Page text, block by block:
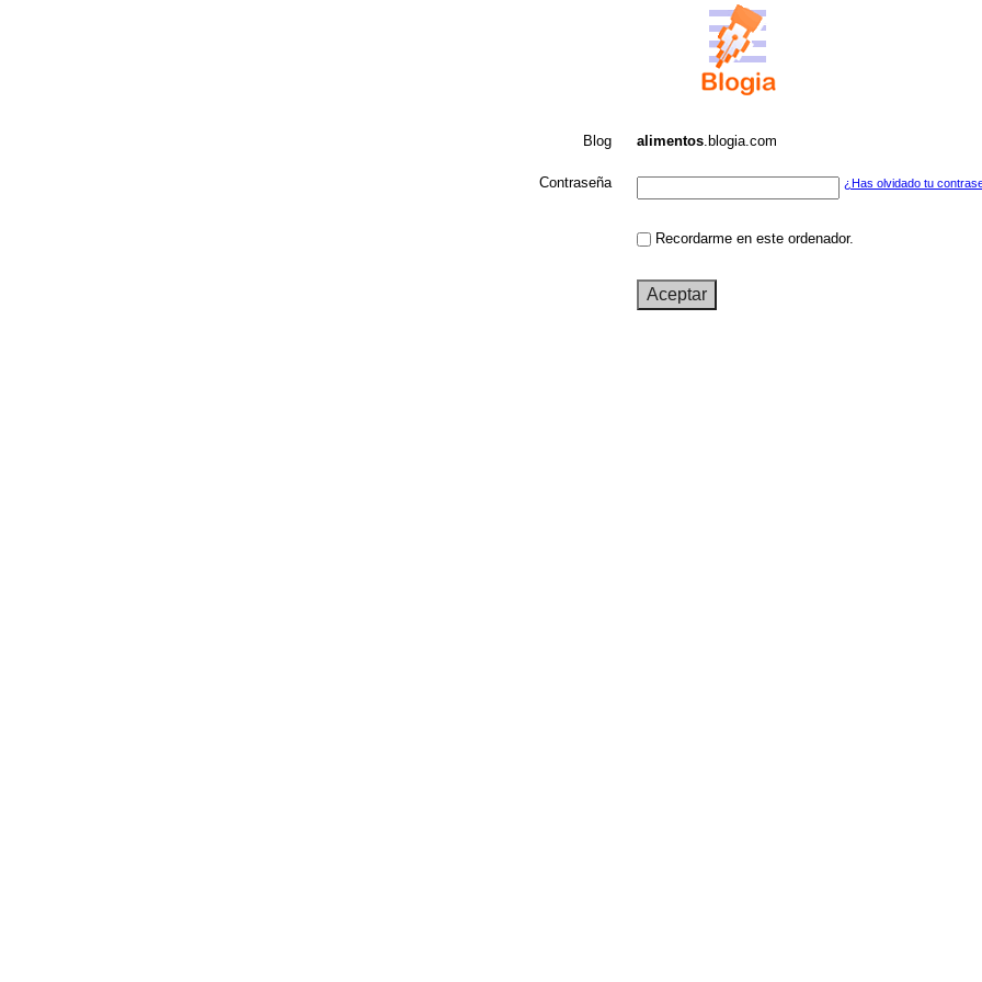
Blog alimentos.blogia.com
Contraseña ¿Has olvidado tu
Recordarme en este ordenador.